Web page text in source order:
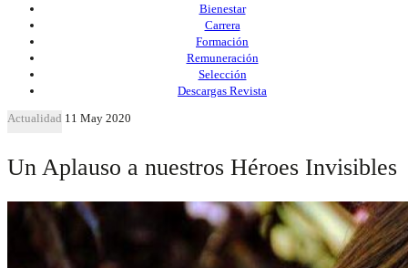
Bienestar
Carrera
Formación
Remuneración
Selección
Descargas Revista
Actualidad 11 May 2020
Un Aplauso a nuestros Héroes Invisibles